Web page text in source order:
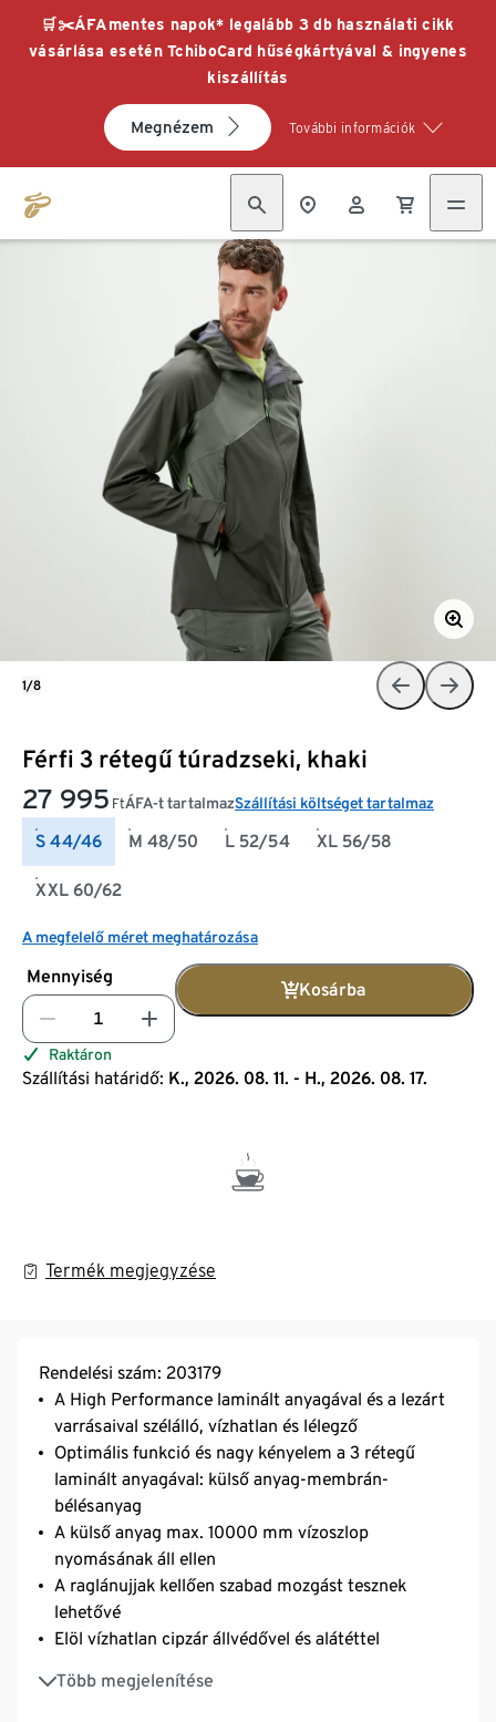
🛒✂️ÁFAmentes napok* legalább 3 db használati cikk
vásárlása esetén TchiboCard hűségkártyával & ingyenes
kiszállítás
Megnézem További információk
Férfi 3 rétegű túradzseki, khaki
27 995 FtÁFA-t tartalmazSzállítási költséget tartalmaz
S 44/46 M 48/50 L 52/54 XL 56/58
XXL 60/62
A megfelelő méret meghatározása
Mennyiség
Kosárba
Raktáron
Szállítási határidő: K., 2026. 08. 11. - H., 2026. 08. 17.
Termék megjegyzése
1/8
Rendelési szám: 203179
A High Performance laminált anyagával és a lezárt
varrásaival szélálló, vízhatlan és lélegző
Optimális funkció és nagy kényelem a 3 rétegű
laminált anyagával: külső anyag-membrán-
bélésanyag
A külső anyag max. 10000 mm vízoszlop
nyomásának áll ellen
A raglánujjak kellően szabad mozgást tesznek
lehetővé
Elöl vízhatlan cipzár állvédővel és alátéttel
Több megjelenítése
A kapucni bősége és magassága húzózsinórral